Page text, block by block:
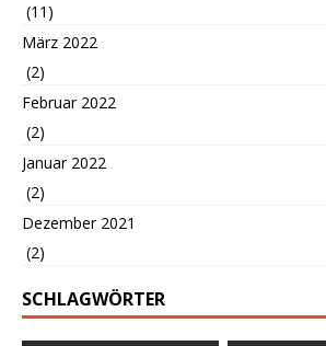
(11)
März 2022
(2)
Februar 2022
(2)
Januar 2022
(2)
Dezember 2021
(2)
SCHLAGWÖRTER